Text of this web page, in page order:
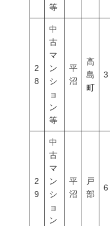
等
2
8
中
古
マ
ン
シ
ョ
ン
等
平
沼
高
島
町
3
2
9
中
古
マ
ン
シ
ョ
ン
平
沼
戸
部
6